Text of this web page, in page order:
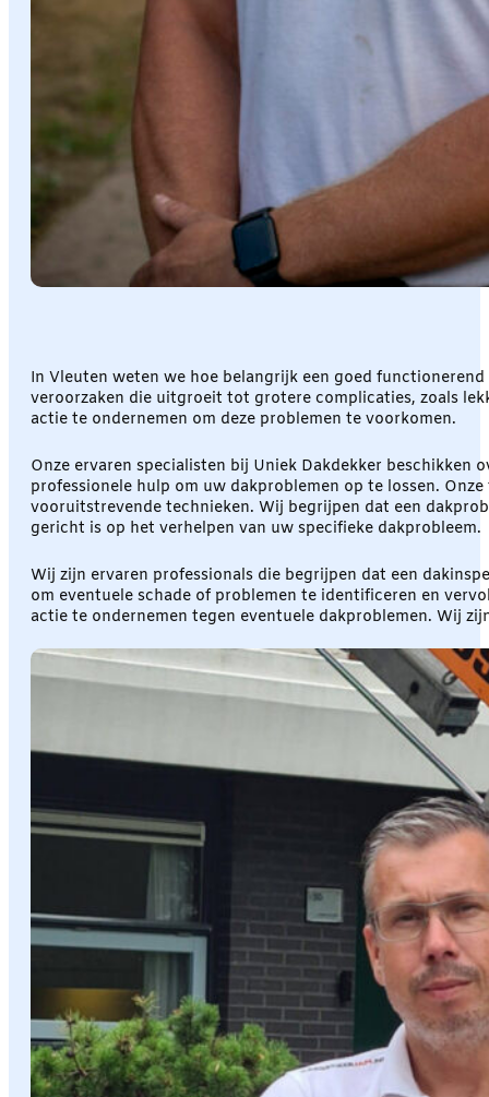
In Vleuten weten we hoe belangrijk een goed
veroorzaken die uitgroeit tot grotere complicaties, zoals
actie te ondernemen om deze problemen te voorkomen.
Onze ervaren specialisten bij Uniek Dakdekker beschikken
professionele hulp om uw dakproblemen op te lossen.
vooruitstrevende technieken. Wij begrijpen dat een
gericht is op het verhelpen van uw specifieke dakprobleem.
Wij zijn ervaren professionals die begrijpen dat een
om eventuele schade of problemen te identificeren en
actie te ondernemen tegen eventuele dakproblemen. Wij